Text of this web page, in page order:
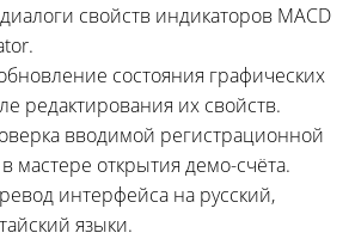
свойств индикаторов MACD
состояния графических
редактирования их свойств.
вводимой регистрационной
мастере открытия демо-счёта.
интерфейса на русский,
языки.